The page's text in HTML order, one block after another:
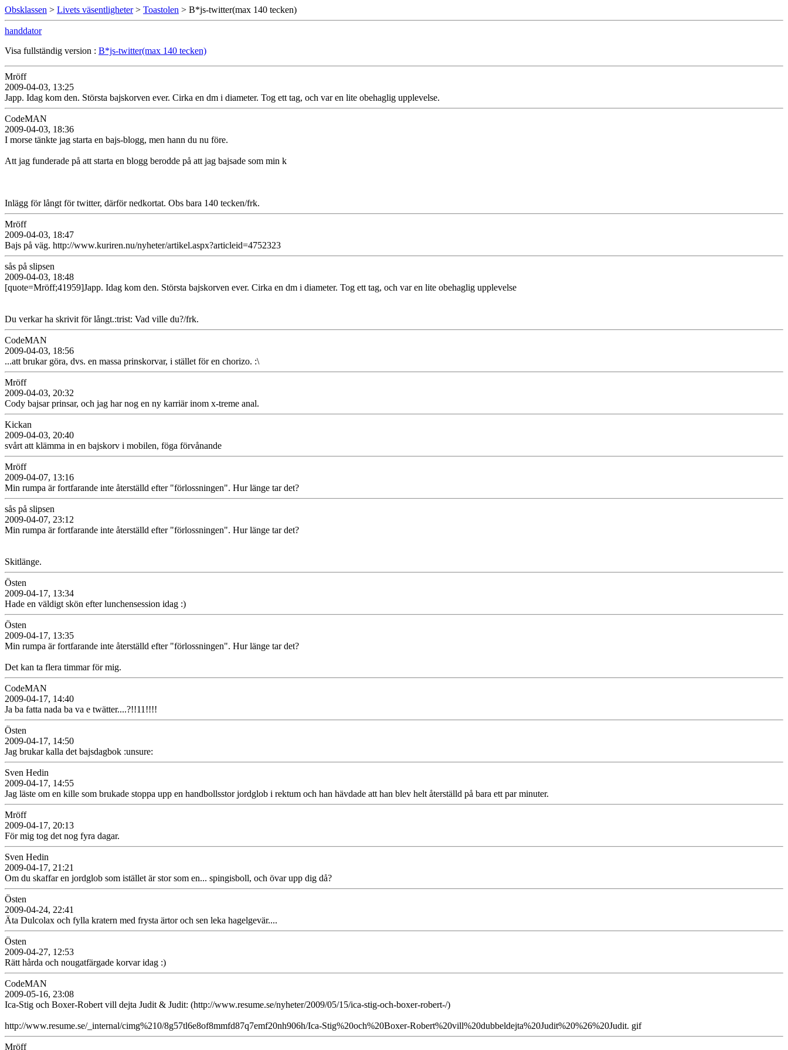
Obsklassen > Livets väsentligheter> Toastolen > B*js-twitter(max 140 tecken)
handdator
Visa fullständig version : B*js-twitter(max 140 tecken)
Mröff
2009-04-03, 13:25
Japp. Idag kom den. Största bajskorven ever. Cirka en dm i diameter. Tog ett tag, och var en lite obehaglig upplevelse.
CodeMAN
2009-04-03, 18:36
I morse tänkte jag starta en bajs-blogg, men hann du nu före.
Att jag funderade på att starta en blogg berodde på att jag bajsade som min k
Inlägg för långt för twitter, därför nedkortat. Obs bara 140 tecken/frk.
Mröff
2009-04-03, 18:47
Bajs på väg. http://www.kuriren.nu/nyheter/artikel.aspx?articleid=4752323
sås på slipsen
2009-04-03, 18:48
[quote=Mröff;41959]Japp. Idag kom den. Största bajskorven ever. Cirka en dm i diameter. Tog ett tag, och var en lite obehaglig upplevelse
Du verkar ha skrivit för långt.:trist: Vad ville du?/frk.
CodeMAN
2009-04-03, 18:56
...att brukar göra, dvs. en massa prinskorvar, i stället för en chorizo. :\
Mröff
2009-04-03, 20:32
Cody bajsar prinsar, och jag har nog en ny karriär inom x-treme anal.
Kickan
2009-04-03, 20:40
svårt att klämma in en bajskorv i mobilen, föga förvånande
Mröff
2009-04-07, 13:16
Min rumpa är fortfarande inte återställd efter "förlossningen". Hur länge tar det?
sås på slipsen
2009-04-07, 23:12
Min rumpa är fortfarande inte återställd efter "förlossningen". Hur länge tar det?
Skitlänge.
Östen
2009-04-17, 13:34
Hade en väldigt skön efter lunchensession idag :)
Östen
2009-04-17, 13:35
Min rumpa är fortfarande inte återställd efter "förlossningen". Hur länge tar det?
Det kan ta flera timmar för mig.
CodeMAN
2009-04-17, 14:40
Ja ba fatta nada ba va e twätter....?!!11!!!!
Östen
2009-04-17, 14:50
Jag brukar kalla det bajsdagbok :unsure:
Sven Hedin
2009-04-17, 14:55
Jag läste om en kille som brukade stoppa upp en handbollsstor jordglob i rektum och han hävdade att han blev helt återställd på bara ett par minuter.
Mröff
2009-04-17, 20:13
För mig tog det nog fyra dagar.
Sven Hedin
2009-04-17, 21:21
Om du skaffar en jordglob som istället är stor som en... spingisboll, och övar upp dig då?
Östen
2009-04-24, 22:41
Äta Dulcolax och fylla kratern med frysta ärtor och sen leka hagelgevär....
Östen
2009-04-27, 12:53
Rätt hårda och nougatfärgade korvar idag :)
CodeMAN
2009-05-16, 23:08
Ica-Stig och Boxer-Robert vill dejta Judit & Judit: (http://www.resume.se/nyheter/2009/05/15/ica-stig-och-boxer-robert-/)
http://www.resume.se/_internal/cimg%210/8g57tl6e8of8mmfd87q7emf20nh906h/Ica-Stig%20och%20Boxer-Robert%20vill%20dubbeldejta%20Judit%20%26%20Judit. gif
Mröff